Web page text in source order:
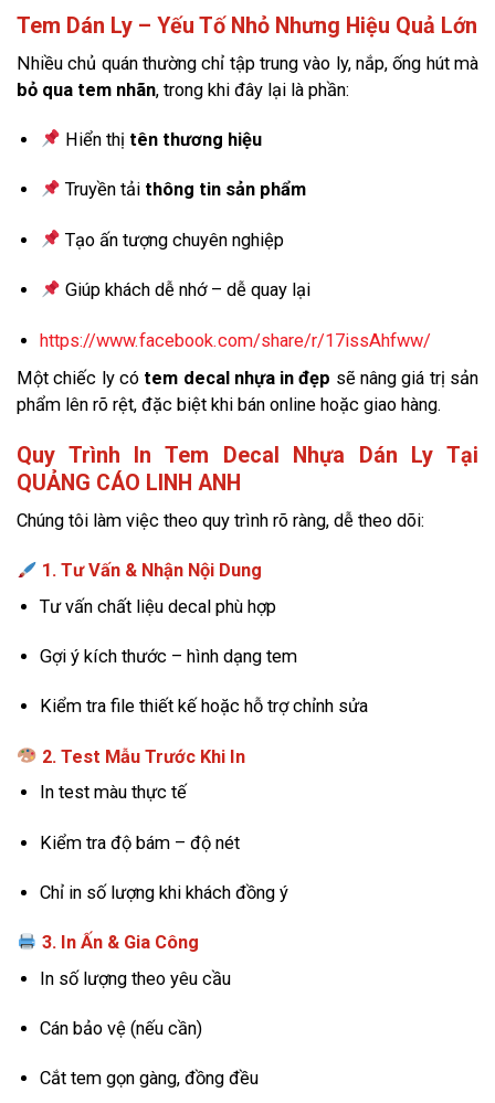
Tem Dán Ly – Yếu Tố Nhỏ Nhưng Hiệu Quả Lớn
Nhiều chủ quán thường chỉ tập trung vào ly, nắp, ống hút mà
bỏ qua tem nhãn, trong khi đây lại là phần:
Hiển thị tên thương hiệu
Truyền tải thông tin sản phẩm
Tạo ấn tượng chuyên nghiệp
Giúp khách dễ nhớ – dễ quay lại
https://www.facebook.com/share/r/17issAhfww/
Một chiếc ly có tem decal nhựa in đẹp sẽ nâng giá trị sản
phẩm lên rõ rệt, đặc biệt khi bán online hoặc giao hàng.
Quy Trình In Tem Decal Nhựa Dán Ly Tại
QUẢNG CÁO LINH ANH
Chúng tôi làm việc theo quy trình rõ ràng, dễ theo dõi:
1. Tư Vấn & Nhận Nội Dung
Tư vấn chất liệu decal phù hợp
Gợi ý kích thước – hình dạng tem
Kiểm tra file thiết kế hoặc hỗ trợ chỉnh sửa
2. Test Mẫu Trước Khi In
In test màu thực tế
Kiểm tra độ bám – độ nét
Chỉ in số lượng khi khách đồng ý
3. In Ấn & Gia Công
In số lượng theo yêu cầu
Cán bảo vệ (nếu cần)
Cắt tem gọn gàng, đồng đều